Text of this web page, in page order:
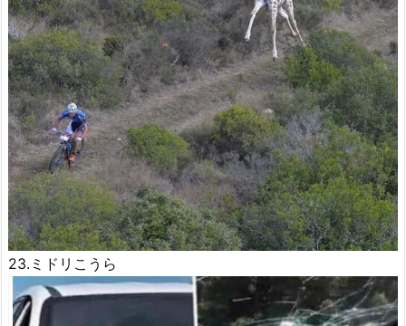
23.ミドリこうら